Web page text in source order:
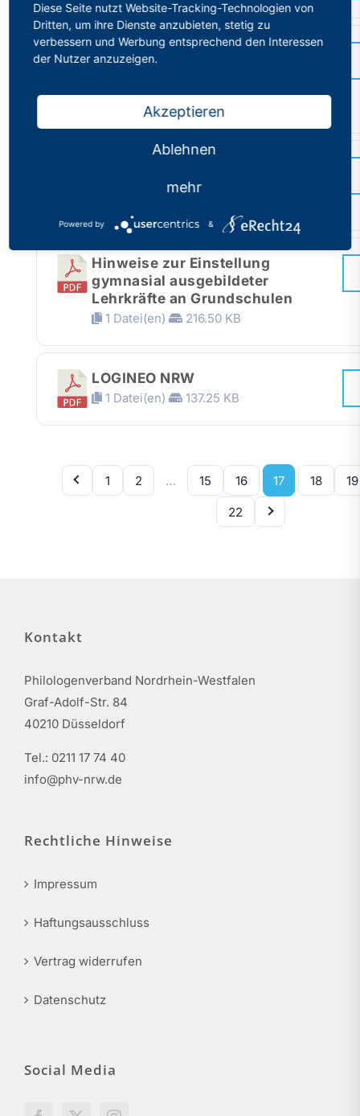
8 Thesen des DPhV zur Struktur
und Qualität von Schulen und
1 Datei(en) 40.14 KB
Hauptausschusses
Hinweise zur Einstellung
gymnasial ausgebildeter
Lehrkräfte an Grundschulen
1 Datei(en) 216.50 KB
LOGINEO NRW
1 Datei(en) 137.25 KB
1 2 … 15 16 17 18 19
22
Kontakt
Philologenverband Nordrhein-Westfalen
Graf-Adolf-Str. 84
40210 Düsseldorf
Tel.: 0211 17 74 40
info@phv-nrw.de
Rechtliche Hinweise
Impressum
Haftungsausschluss
Vertrag widerrufen
Datenschutz
Social Media
Diese Seite nutzt Website-Tracking-Technologien von
Dritten, um ihre Dienste anzubieten, stetig zu
verbessern und Werbung entsprechend den Interessen
der Nutzer anzuzeigen.
Akzeptieren
Ablehnen
mehr
Powered by &